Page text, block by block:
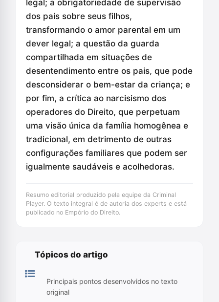
legal; a obrigatoriedade de supervisão
dos pais sobre seus filhos,
transformando o amor parental em um
dever legal; a questão da guarda
compartilhada em situações de
desentendimento entre os pais, que pode
desconsiderar o bem-estar da criança; e
por fim, a crítica ao narcisismo dos
operadores do Direito, que perpetuam
uma visão única da família homogênea e
tradicional, em detrimento de outras
configurações familiares que podem ser
igualmente saudáveis e acolhedoras.
Resumo editorial produzido pela equipe da Criminal
Player. O texto integral é de autoria dos experts e está
publicado no Empório do Direito.
Tópicos do artigo
Principais pontos desenvolvidos no texto
original